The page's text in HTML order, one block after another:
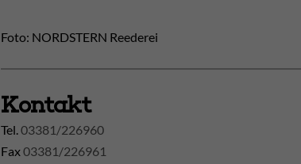
Foto: NORDSTERN Reederei
Kontakt
Tel.03381/226960
Fax03381/226961